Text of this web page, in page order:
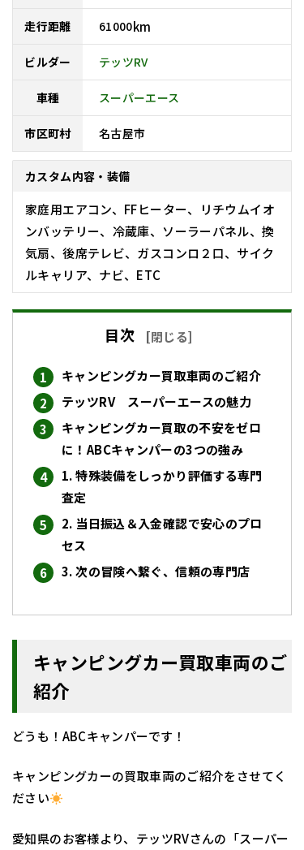
走行距離 61000km
ビルダー テッツRV
車種 スーパーエース
市区町村 名古屋市
カスタム内容・装備
家庭用エアコン、FFヒーター、リチウムイオ
ンバッテリー、冷蔵庫、ソーラーパネル、換
気扇、後席テレビ、ガスコンロ２口、サイク
ルキャリア、ナビ、ETC
目次 [閉じる]
キャンピングカー買取車両のご紹介
テッツRV スーパーエースの魅力
キャンピングカー買取の不安をゼロ
に！ABCキャンパーの3つの強み
1. 特殊装備をしっかり評価する専門
査定
2. 当日振込＆入金確認で安心のプロ
セス
3. 次の冒険へ繋ぐ、信頼の専門店
キャンピングカー買取車両のご
紹介
どうも！ABCキャンパーです！
キャンピングカーの買取車両のご紹介をさせてく
ださい
愛知県のお客様より、テッツRVさんの「スーパー